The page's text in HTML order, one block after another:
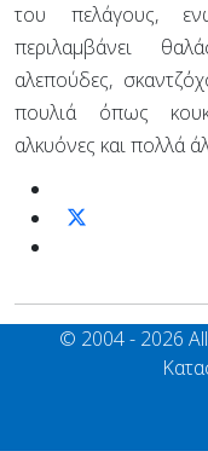
του πελάγους,
περιλαμβάνει
αλεπούδες,
πουλιά όπως
αλκυόνες και πολλά
© 2004 - 2026